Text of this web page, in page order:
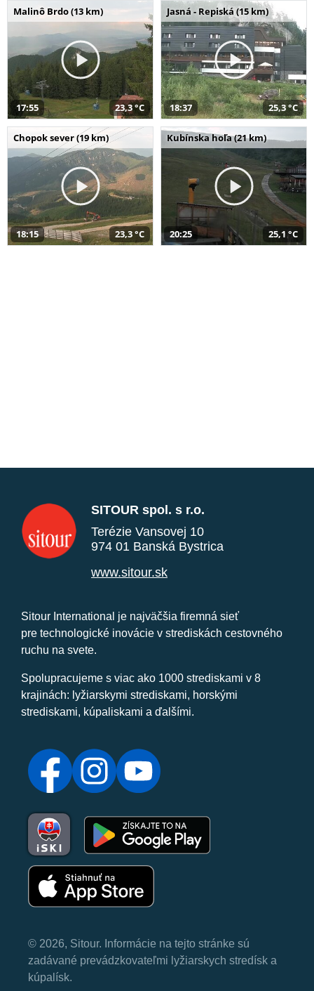
Malinô Brdo (13 km)
17:55 23,3 °C
Jasná - Repiská (15 km)
18:37 25,3 °C
Chopok sever (19 km)
18:15 23,3 °C
Kubínska hoľa (21 km)
20:25 25,1 °C
SITOUR spol. s r.o.
Terézie Vansovej 10
974 01 Banská Bystrica
www.sitour.sk
Sitour International je najväčšia firemná sieť
pre technologické inovácie v strediskách cestovného
ruchu na svete.
Spolupracujeme s viac ako 1000 strediskami v 8
krajinách: lyžiarskymi strediskami, horskými
strediskami, kúpaliskami a ďalšími.
© 2026, Sitour. Informácie na tejto stránke sú
zadávané prevádzkovateľmi lyžiarskych stredísk a
kúpalísk.